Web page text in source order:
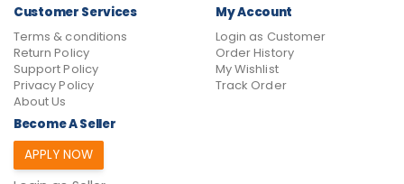
Customer Services
Terms & conditions
Return Policy
Support Policy
Privacy Policy
About Us
My Account
Login as Customer
Order History
My Wishlist
Track Order
Become A Seller
APPLY NOW